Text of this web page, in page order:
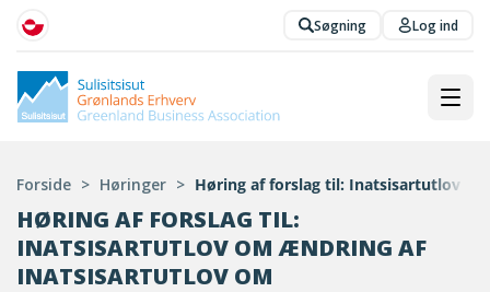
Søgning Log ind
Forside > Høringer > Høring af forslag til: Inatsisartutlov
HØRING AF FORSLAG TIL:
INATSISARTUTLOV OM ÆNDRING AF
INATSISARTUTLOV OM